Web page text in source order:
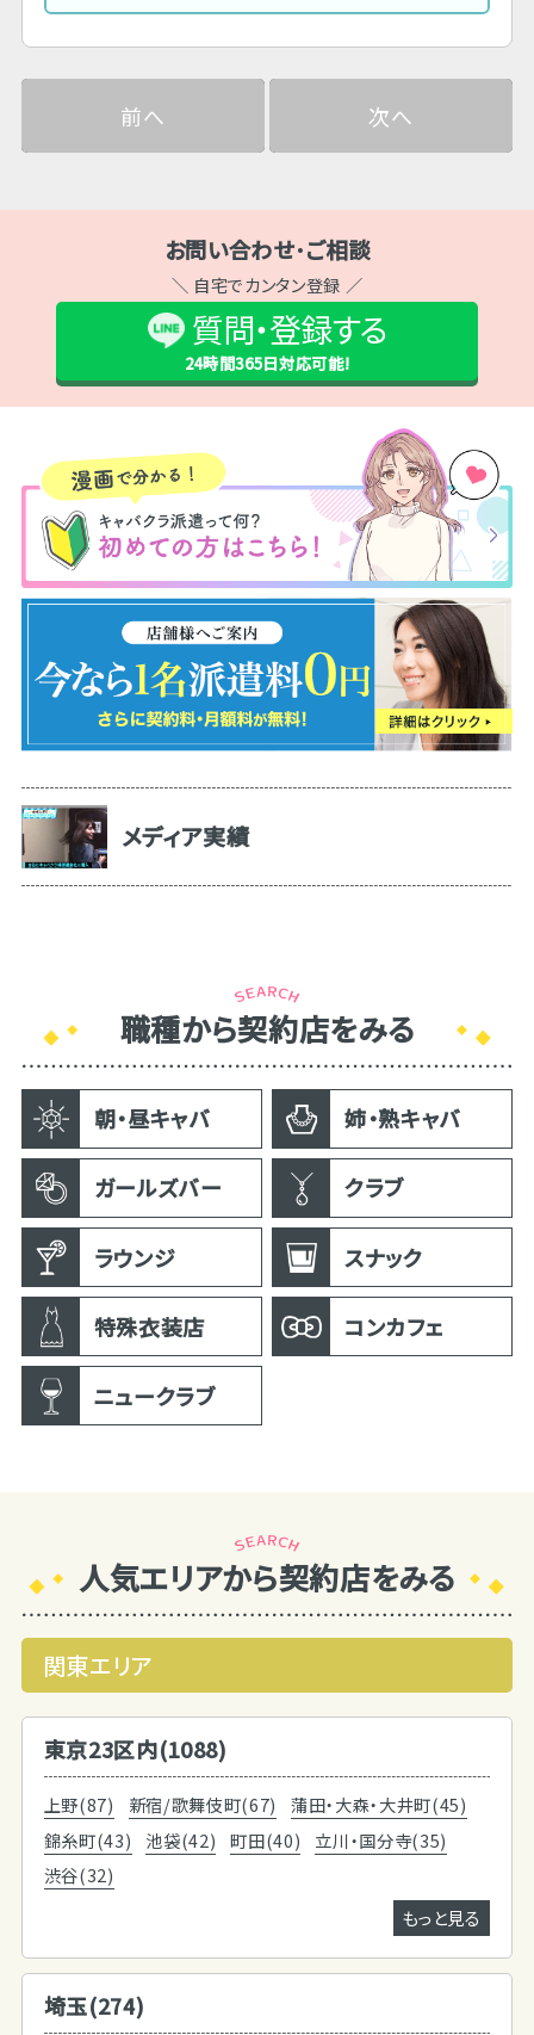
前へ 次へ
お問い合わせ･ご相談
＼ 自宅でカンタン登録 ／
質問・登録する
24時間365日対応可能!
メディア実績
職種から契約店をみる
朝・昼キャバ 姉・熟キャバ
ガールズバー クラブ
ラウンジ スナック
特殊衣装店 コンカフェ
ニュークラブ
人気エリアから契約店をみる
関東エリア
東京23区内(1088)
上野(87) 新宿/歌舞伎町(67)
蒲田・大森・大井町(45)
錦糸町(43)
池袋(42) 町田(40)
立川・国分寺(35)
渋谷(32)
もっと見る
埼玉(274)